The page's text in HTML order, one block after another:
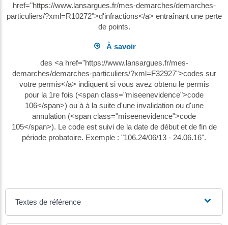
href="https://www.lansargues.fr/mes-demarches/demarches-
particuliers/?xml=R10272">d'infractions</a> entraînant une perte
de points.
À savoir
des <a href="https://www.lansargues.fr/mes-
demarches/demarches-particuliers/?xml=F32927">codes sur
votre permis</a> indiquent si vous avez obtenu le permis
pour la 1re fois (<span class="miseenevidence">code
106</span>) ou à à la suite d'une invalidation ou d'une
annulation (<span class="miseenevidence">code
105</span>). Le code est suivi de la date de début et de fin de
période probatoire. Exemple : "106.24/06/13 - 24.06.16".
Textes de référence